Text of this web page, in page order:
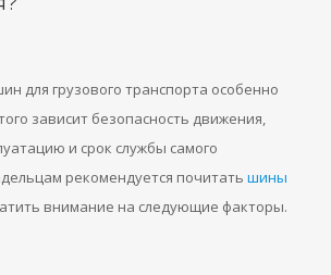
для грузового транспорта особенно
зависит безопасность движения,
и срок службы самого
рекомендуется почитать шины
внимание на следующие факторы.